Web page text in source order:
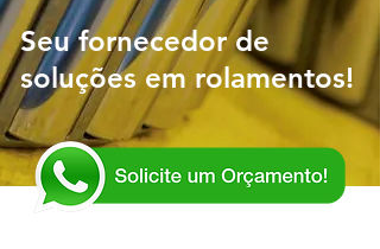
Seu fornecedor de
soluções em rolamentos!